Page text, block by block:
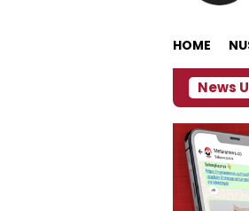
HOME
News
Dampak El Nino,